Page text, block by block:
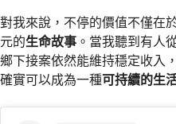
對我來說，不停的價值不僅在
元的生命故事 。當我聽到有人
鄉下接案依然能維持穩定收入
確實可以成為一種可持續的生